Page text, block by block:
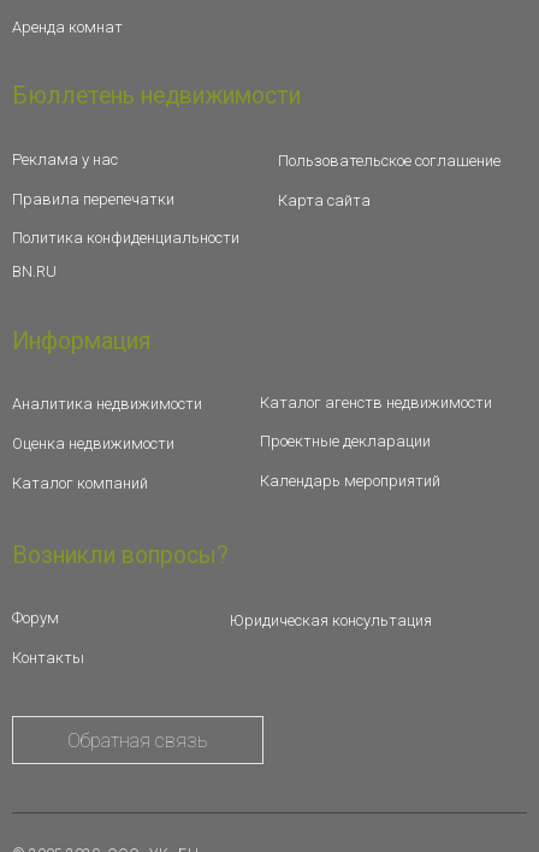
Аренда комнат
Бюллетень недвижимости
Реклама у нас
Правила перепечатки
Политика конфиденциальности
BN.RU
Пользовательское соглашение
Карта сайта
Информация
Аналитика недвижимости
Оценка недвижимости
Каталог компаний
Каталог агенств недвижимости
Проектные декларации
Календарь мероприятий
Возникли вопросы?
Форум
Контакты
Юридическая консультация
Обратная связь